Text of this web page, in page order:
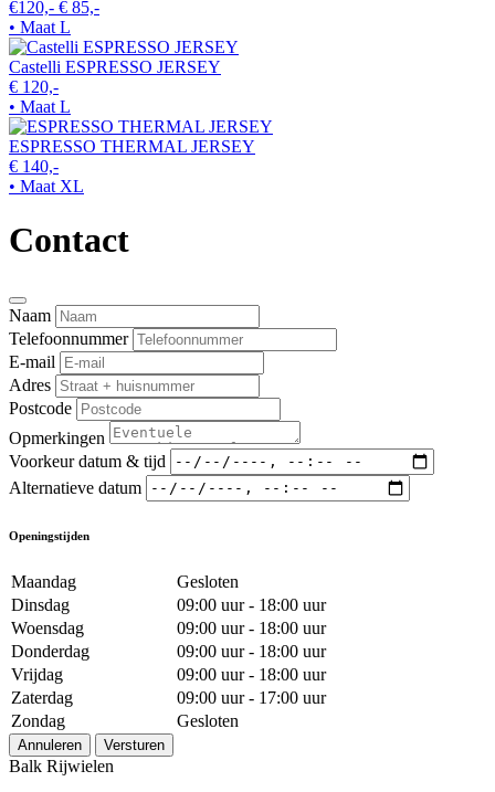
€120,- € 85,-
• Maat L
Castelli ESPRESSO JERSEY
€ 120,-
• Maat L
ESPRESSO THERMAL JERSEY
€ 140,-
• Maat XL
Contact
Naam
Telefoonnummer
E-mail
Adres
Postcode
Opmerkingen
Voorkeur datum & tijd
Alternatieve datum
Openingstijden
Maandag
Gesloten
Dinsdag
09:00 uur - 18:00 uur
Woensdag
09:00 uur - 18:00 uur
Donderdag
09:00 uur - 18:00 uur
Vrijdag
09:00 uur - 18:00 uur
Zaterdag
09:00 uur - 17:00 uur
Zondag
Gesloten
Annuleren Versturen
Balk Rijwielen